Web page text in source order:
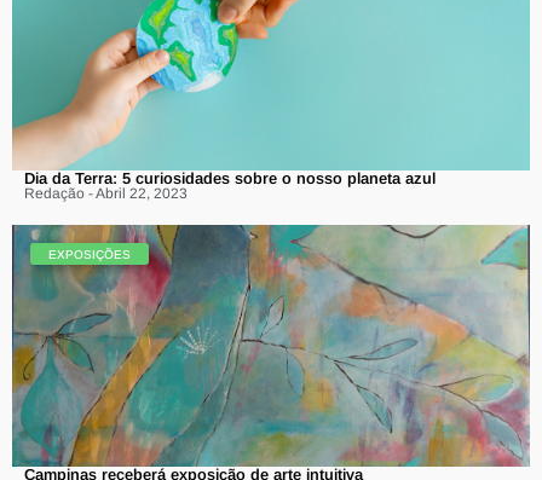
Dia da Terra: 5 curiosidades sobre o nosso planeta azul
Redação - Abril 22, 2023
EXPOSIÇÕES
Campinas receberá exposição de arte intuitiva